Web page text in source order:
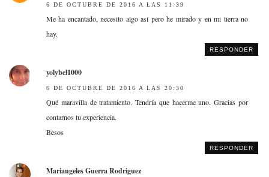
6 DE OCTUBRE DE 2016 A LAS 11:39
Me ha encantado, necesito algo así pero he mirado y en mi tierra no
hay.
RESPONDER
yolybel1000
6 DE OCTUBRE DE 2016 A LAS 20:30
Qué maravilla de tratamiento. Tendría que hacerme uno. Gracias por
contarnos tu experiencia.
Besos
RESPONDER
Mariangeles Guerra Rodriguez